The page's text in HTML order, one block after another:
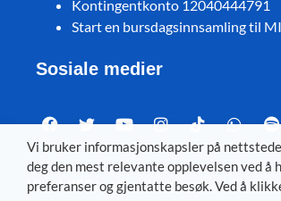
Kontingentkonto 12040444791
Start en bursdagsinnsamling til
Sosiale medier
Visit MIFF in other languages
Vi bruker informasjonskapsler på
deg den mest relevante opplevelsen ved å
preferanser og gjentatte besøk. Ved å